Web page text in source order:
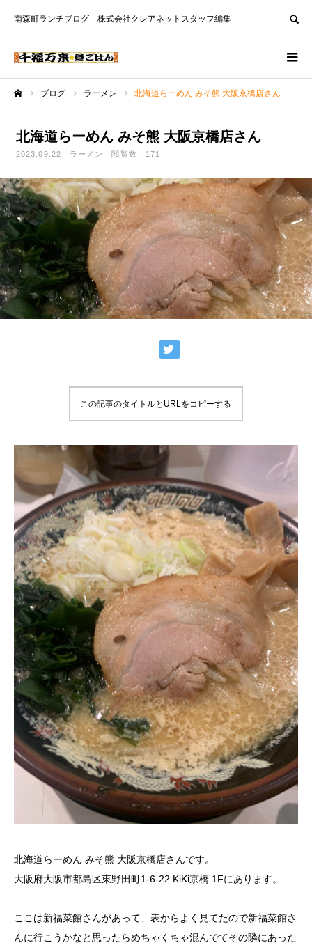
南森町ランチブログ 株式会社クレアネットスタッフ編集
ブログ ラーメン 北海道らーめん みそ熊 大阪京橋店さん
北海道らーめん みそ熊 大阪京橋店さん
2023.09.22 ラーメン 閲覧数：171
この記事のタイトルとURLをコピーする
北海道らーめん みそ熊 大阪京橋店さんです。
大阪府大阪市都島区東野田町1-6-22 KiKi京橋 1Fにあります。
ここは新福菜館さんがあって、表からよく見てたので新福菜館さ
んに行こうかなと思ったらめちゃくちゃ混んでてその隣にあった